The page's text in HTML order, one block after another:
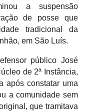
a suspensão
de posse que
tradicional da
em São Luís.
público José
de 2ª Instância,
após constatar uma
a comunidade sem
que tramitava